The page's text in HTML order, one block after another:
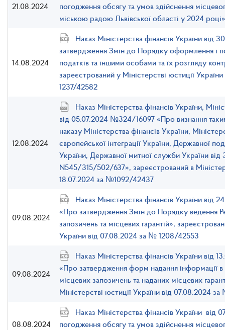
21.08.2024
погодження обсягу та умов здійснення
міською радою Львівської області у 2024 році»
14.08.2024
Наказ Міністерства фінансів України
затвердження Змін до Порядку оформлення і
податків та іншими особами та їх розгляду
зареєстрований у Міністерстві юстиції
1237/42582
12.08.2024
Наказ Міністерства фінансів України,
від 05.07.2024 №324/16097 «Про визнання
наказу Міністерства фінансів України,
європейської інтеграції України, Державної
України, Державної митної служби України
N545/315/502/637», зареєстрований в
18.07.2024 за №1092/42437
09.08.2024
Наказ Міністерства фінансів України від
«Про затвердження Змін до Порядку ведення
запозичень та місцевих гарантій»,
України від 07.08.2024 за № 1208/42553
09.08.2024
Наказ Міністерства фінансів України від
«Про затвердження форм надання інформації
місцевих запозичень та наданих місцевих
Міністерстві юстиції України від 07.08.2024
08.08.2024
Наказ Міністерства фінансів України
погодження обсягу та умов здійснення